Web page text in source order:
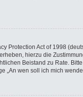
Protection Act of 1998
hierzu die
Beistand zu Rate.
„An wen soll ich mich